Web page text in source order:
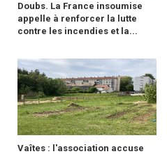
Doubs. La France insoumise
appelle à renforcer la lutte
contre les incendies et la...
Vaîtes : l'association accuse